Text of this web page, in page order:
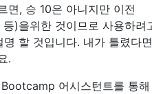
면, 승 10은 아니지만 이전
)을위한 것이므로 사용하려
할 것입니다. 내가 틀렸다
.
어시스턴트를 통